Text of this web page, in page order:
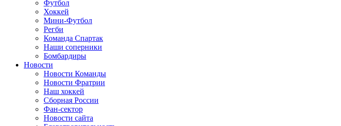
Футбол
Хоккей
Мини-Футбол
Регби
Команда Спартак
Наши соперники
Бомбардиры
Новости
Новости Команды
Новости Фратрии
Наш хоккей
Сборная России
Фан-cектор
Новости сайта